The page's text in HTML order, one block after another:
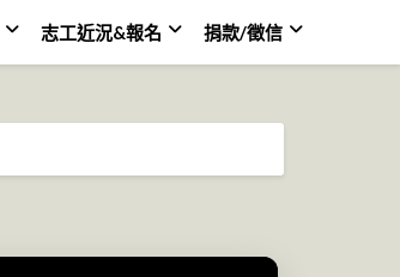
志工近況&報名 捐款/徵信